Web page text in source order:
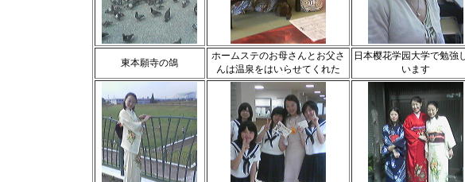
東本願寺の鴿
ホームステのお母さんとお父さ
んは温泉をはいらせてくれた
日本樱花学园大学で勉強
います